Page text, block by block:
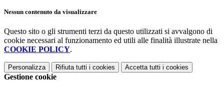
Nessun contenuto da visualizzare
Questo sito o gli strumenti terzi da questo utilizzati si avvalgono di
cookie necessari al funzionamento ed utili alle finalità illustrate nella
COOKIE POLICY.
Personalizza Rifiuta tutti i cookies Accetta tutti i cookies
Gestione cookie